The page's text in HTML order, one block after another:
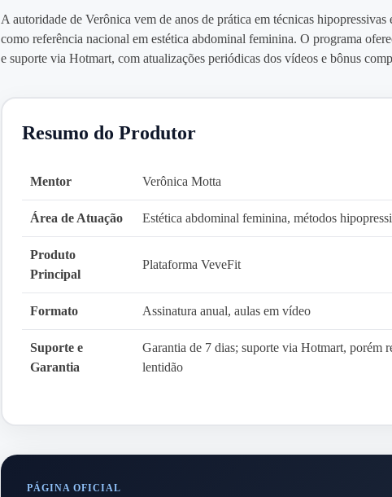
A autoridade de Verônica vem de anos de prática em técnicas hipopressivas
como referência nacional em estética abdominal feminina. O programa
e suporte via Hotmart, com atualizações periódicas dos vídeos e bônus
Resumo do Produtor
Mentor Verônica Motta
Área de Atuação Estética abdominal feminina, métodos
Produto
Principal
Plataforma VeveFit
Formato Assinatura anual, aulas em vídeo
Suporte e
Garantia
Garantia de 7 dias; suporte via Hotmart, porém
lentidão
PÁGINA OFICIAL